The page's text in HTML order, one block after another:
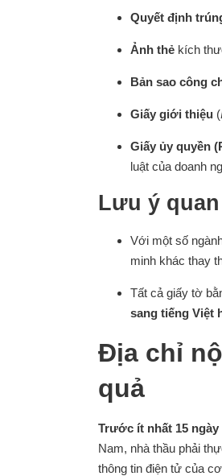
Quyết định
Ảnh thẻ kích
Bản sao công
Giấy giới thiệu (
Giấy ủy quyền
luật của doanh
Lưu ý
Với một số
minh khác thay
Tất cả giấy tờ
sang tiếng Việt
Địa chỉ
quả
Trước ít nhất 15 ngày
Nam, nhà thầu phải
thông tin điện tử của